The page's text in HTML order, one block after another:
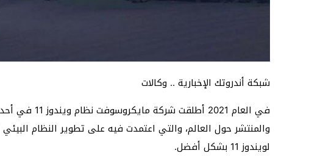
شبكة أندروتك الإخبارية .. وكالات
في العام
والمنتشر حول العالم، والتي اعتمدت فيه على تطوير النظام
لويندوز 11 بشكل أفضل.